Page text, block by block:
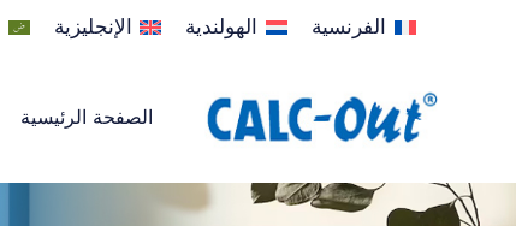
الفرنسية الهولندية الإنجليزية
الصفحة الرئيسية